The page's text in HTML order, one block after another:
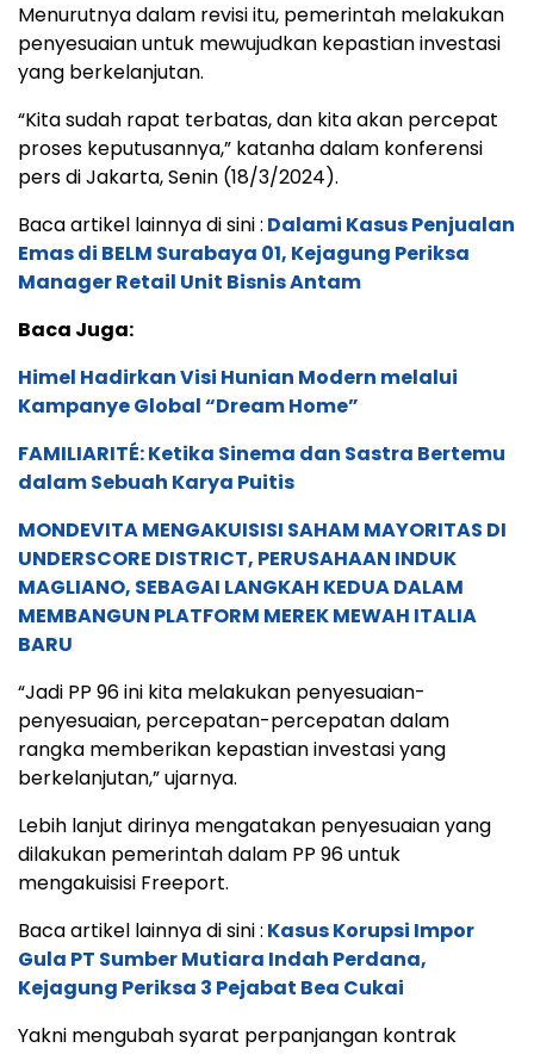
Menurutnya dalam revisi itu, pemerintah melakukan
penyesuaian untuk mewujudkan kepastian investasi
yang berkelanjutan.
“Kita sudah rapat terbatas, dan kita akan percepat
proses keputusannya,” katanha dalam konferensi
pers di Jakarta, Senin (18/3/2024).
Baca artikel lainnya di sini : Dalami Kasus Penjualan
Emas di BELM Surabaya 01, Kejagung Periksa
Manager Retail Unit Bisnis Antam
Baca Juga:
Himel Hadirkan Visi Hunian Modern melalui
Kampanye Global “Dream Home”
FAMILIARITÉ: Ketika Sinema dan Sastra Bertemu
dalam Sebuah Karya Puitis
MONDEVITA MENGAKUISISI SAHAM MAYORITAS DI
UNDERSCORE DISTRICT, PERUSAHAAN INDUK
MAGLIANO, SEBAGAI LANGKAH KEDUA DALAM
MEMBANGUN PLATFORM MEREK MEWAH ITALIA
BARU
“Jadi PP 96 ini kita melakukan penyesuaian-
penyesuaian, percepatan-percepatan dalam
rangka memberikan kepastian investasi yang
berkelanjutan,” ujarnya.
Lebih lanjut dirinya mengatakan penyesuaian yang
dilakukan pemerintah dalam PP 96 untuk
mengakuisisi Freeport.
Baca artikel lainnya di sini : Kasus Korupsi Impor
Gula PT Sumber Mutiara Indah Perdana,
Kejagung Periksa 3 Pejabat Bea Cukai
Yakni mengubah syarat perpanjangan kontrak